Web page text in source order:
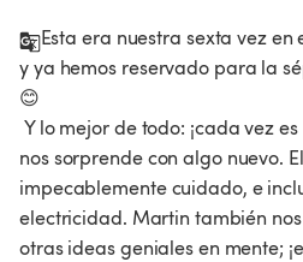
Esta era nuestra sexta vez
y ya hemos reservado para la
😊
nos sorprende con algo nuevo.
impecablemente cuidado, e
electricidad. Martin también
otras ideas geniales en mente;